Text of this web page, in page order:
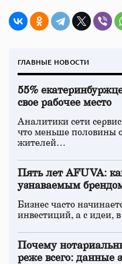
ГЛАВНЫЕ НОВОСТИ
55%
свое рабочее место
Аналитики сети
что меньше половины
жителей…
Пять лет AFUVA:
узнаваемым
Бизнес часто
инвестиций, а с идеи,
Почему
реже всего: данные